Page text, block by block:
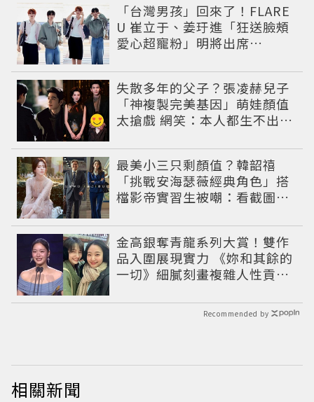
「台灣男孩」回來了！FLARE
U 崔立于、姜玗進「狂送臉頰
愛心超寵粉」明將出席
失散多年的父子？張凌赫兒子
「神複製完美基因」萌娃顏值
太搶戲 網笑：本人都生不出這
最美小三只剩顏值？韓韶禧
「挑戰安海瑟薇經典角色」搭
檔影帝實習生被嘲：看截圖就
金高銀奪青龍系列大賞！雙作
品入圍展現實力 《妳和其餘的
一切》細膩刻畫複雜人性貢獻
Recommended by
相關新聞